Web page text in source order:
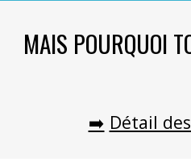
MAIS POURQUOI
➡️ Détail